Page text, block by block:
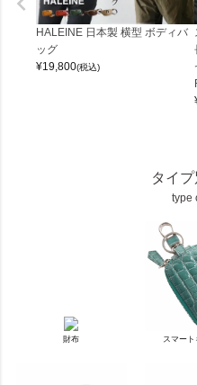
HALEINE 日本製 横型 ボディバ
ッグ
¥19,800(税込)
タイ
type
財布 スマート